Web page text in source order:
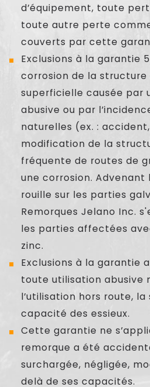
d’équipement, toute
toute autre perte
couverts par cette
Exclusions à la garantie
corrosion de la
superficielle causée par
abusive ou par
naturelles (ex. :
modification de la
fréquente de routes de
une corrosion. Advenant
rouille sur les parties
Remorques Jelano Inc.
les parties affectées
zinc.
Exclusions à la garantie
toute utilisation abusive
l’utilisation hors route,
capacité des essieux.
Cette garantie ne
remorque a été
surchargée, négligée,
delà de ses capacités.